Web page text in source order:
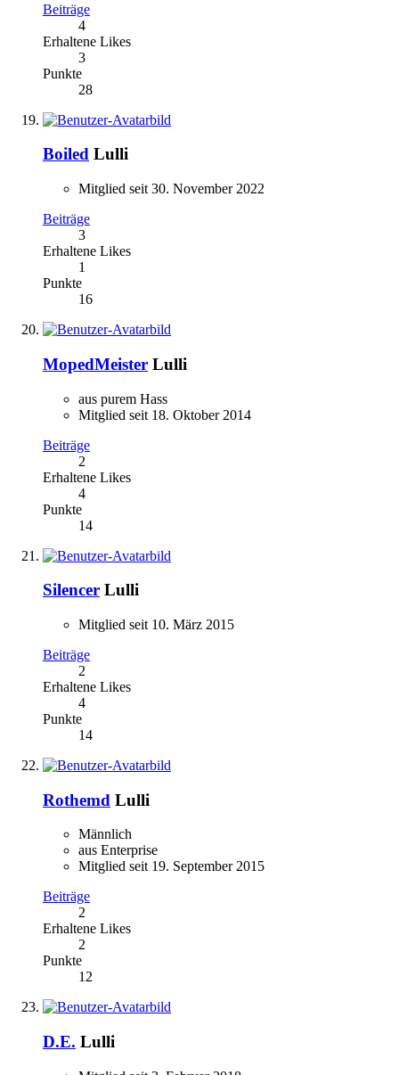
Beiträge
4
Erhaltene Likes
3
Punkte
28
Boiled Lulli
Mitglied seit 30. November 2022
Beiträge
3
Erhaltene Likes
1
Punkte
16
MopedMeister Lulli
aus purem Hass
Mitglied seit 18. Oktober 2014
Beiträge
2
Erhaltene Likes
4
Punkte
14
Silencer Lulli
Mitglied seit 10. März 2015
Beiträge
2
Erhaltene Likes
4
Punkte
14
Rothemd Lulli
Männlich
aus Enterprise
Mitglied seit 19. September 2015
Beiträge
2
Erhaltene Likes
2
Punkte
12
D.E. Lulli